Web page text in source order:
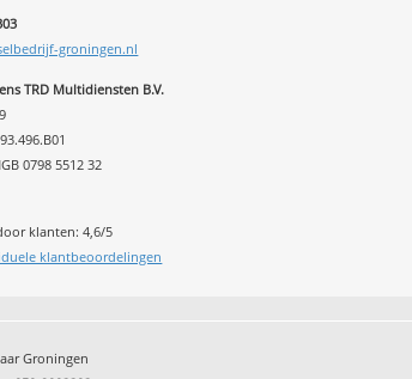
groningen.nl
TRD Multidiensten B.V.
0798 5512 32
klanten:4,6/5
klantbeoordelingen
Groningen